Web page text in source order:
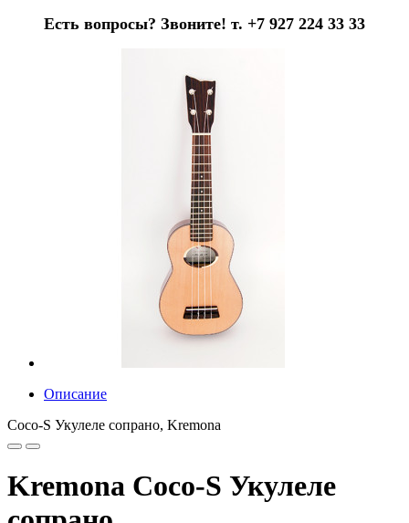
Есть вопросы? Звоните! т. +7 927 224 33 33
Описание
Coco-S Укулеле сопрано, Kremona
Kremona Coco-S Укулеле